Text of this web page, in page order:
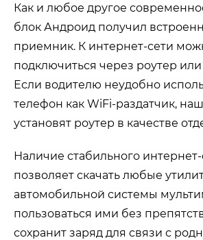
Как и любое другое
блок Андроид получил
приемник. К интернет-сети
подключиться через роутер
Если водителю неудобно
телефон как WiFi-раздатчик,
установят роутер в качестве
Наличие стабильного
позволяет скачать любые
автомобильной системы
пользоваться ими без
сохранит заряд для связи с